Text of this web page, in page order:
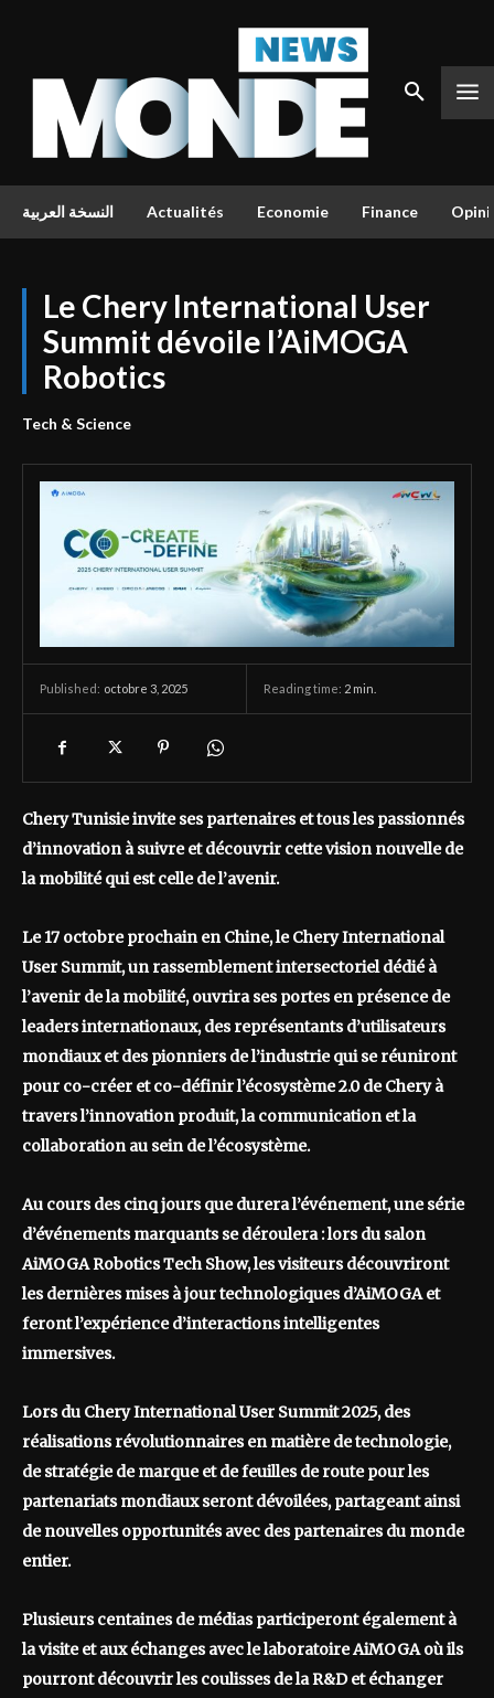
النسخة العربية Actualités Economie Finance
Le Chery International User
Summit dévoile l’AiMOGA
Robotics
Tech & Science
Published: octobre 3, 2025 Reading time: 2 min.
Chery Tunisie invite ses partenaires et tous les passionnés
d’innovation à suivre et découvrir cette vision nouvelle de
la mobilité qui est celle de l’avenir.
Le 17 octobre prochain en Chine, le Chery International
User Summit, un rassemblement intersectoriel dédié à
l’avenir de la mobilité, ouvrira ses portes en présence de
leaders internationaux, des représentants d’utilisateurs
mondiaux et des pionniers de l’industrie qui se réuniront
pour co-créer et co-définir l’écosystème 2.0 de Chery à
travers l’innovation produit, la communication et la
collaboration au sein de l’écosystème.
Au cours des cinq jours que durera l’événement, une série
d’événements marquants se déroulera : lors du salon
AiMOGA Robotics Tech Show, les visiteurs découvriront
les dernières mises à jour technologiques d’AiMOGA et
feront l’expérience d’interactions intelligentes
immersives.
Lors du Chery International User Summit 2025, des
réalisations révolutionnaires en matière de technologie,
de stratégie de marque et de feuilles de route pour les
partenariats mondiaux seront dévoilées, partageant ainsi
de nouvelles opportunités avec des partenaires du monde
entier.
Plusieurs centaines de médias participeront également à
la visite et aux échanges avec le laboratoire AiMOGA où ils
pourront découvrir les coulisses de la R&D et échanger